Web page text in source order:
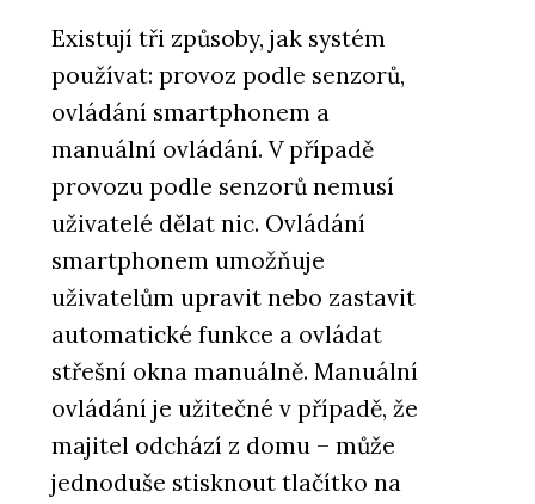
Existují tři způsoby, jak systém
používat: provoz podle senzorů,
ovládání smartphonem a
manuální ovládání. V případě
provozu podle senzorů nemusí
uživatelé dělat nic. Ovládání
smartphonem umožňuje
uživatelům upravit nebo zastavit
automatické funkce a ovládat
střešní okna manuálně. Manuální
ovládání je užitečné v případě, že
majitel odchází z domu – může
jednoduše stisknout tlačítko na